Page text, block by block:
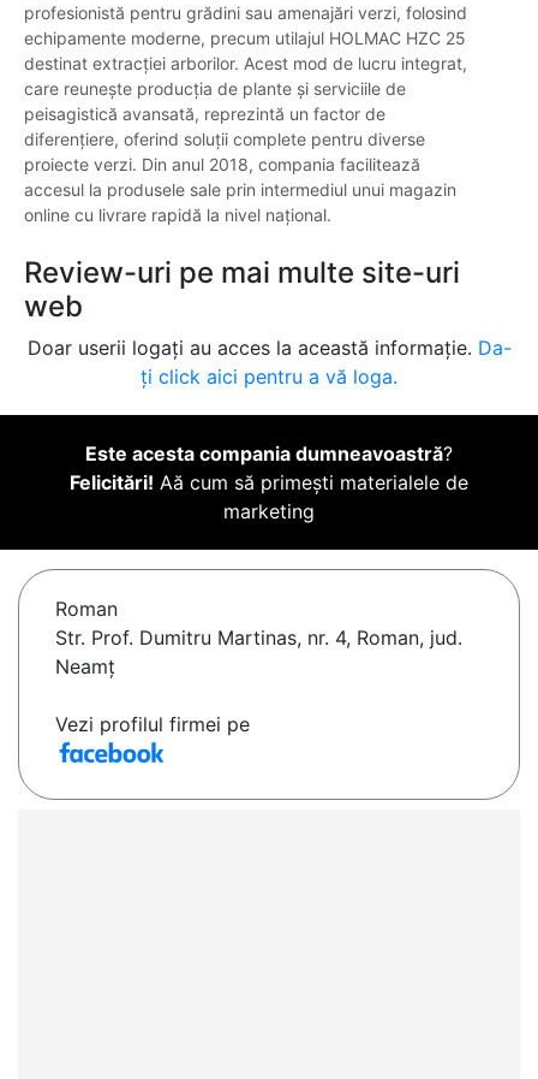
profesionistă pentru grădini sau amenajări verzi, folosind
echipamente moderne, precum utilajul HOLMAC HZC 25
destinat extracției arborilor. Acest mod de lucru integrat,
care reunește producția de plante și serviciile de
peisagistică avansată, reprezintă un factor de
diferențiere, oferind soluții complete pentru diverse
proiecte verzi. Din anul 2018, compania facilitează
accesul la produsele sale prin intermediul unui magazin
online cu livrare rapidă la nivel național.
Review-uri pe mai multe site-uri
web
Doar userii logați au acces la această informație. Da-
ți click aici pentru a vă loga.
Este acesta compania dumneavoastră?
Felicitări! Aă cum să primești materialele de
marketing
Roman
Str. Prof. Dumitru Martinas, nr. 4, Roman, jud.
Neamț
Vezi profilul firmei pe